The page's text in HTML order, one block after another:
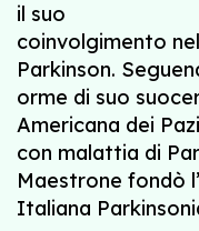
il suo
coinvolgimento
Parkinson.
orme di suo
Americana dei
con malattia di
Maestrone fondò
Italiana